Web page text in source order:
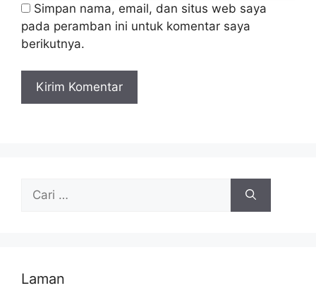
Simpan nama, email, dan situs web saya
pada peramban ini untuk komentar saya
berikutnya.
untuk:
Laman